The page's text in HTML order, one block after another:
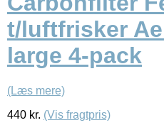
t/luftfrisker
large 4-pack
(Læs mere)
440 kr. (Vis fragtpris)